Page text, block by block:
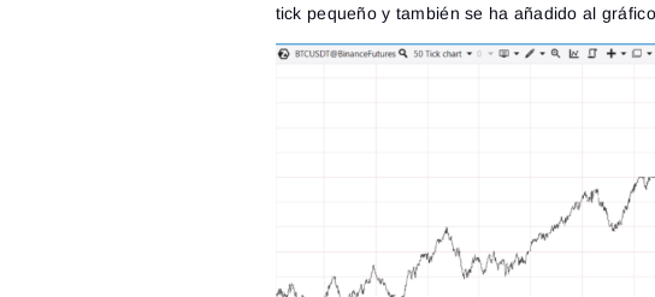
tick pequeño y también se ha añadido al